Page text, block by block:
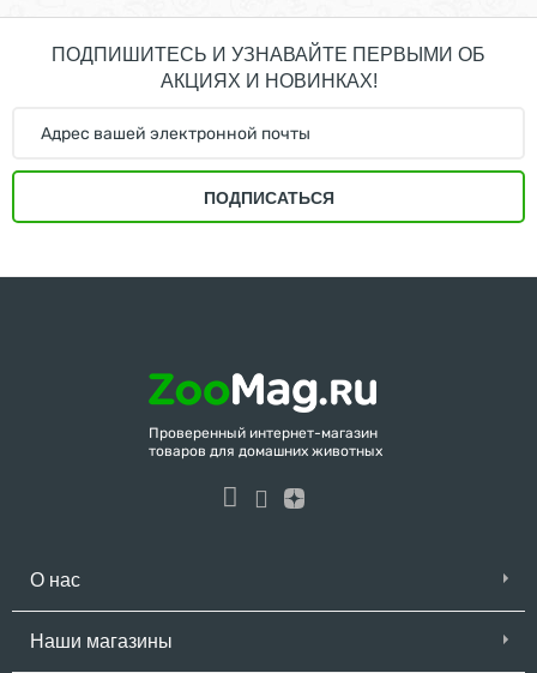
ПОДПИШИТЕСЬ И УЗНАВАЙТЕ ПЕРВЫМИ ОБ
АКЦИЯХ И НОВИНКАХ!
ПОДПИСАТЬСЯ
Проверенный интернет-магазин
товаров для домашних животных
О нас
Наши магазины